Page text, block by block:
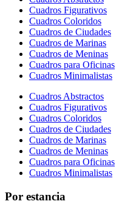
Cuadros Figurativos
Cuadros Coloridos
Cuadros de Ciudades
Cuadros de Marinas
Cuadros de Meninas
Cuadros para Oficinas
Cuadros Minimalistas
Cuadros Abstractos
Cuadros Figurativos
Cuadros Coloridos
Cuadros de Ciudades
Cuadros de Marinas
Cuadros de Meninas
Cuadros para Oficinas
Cuadros Minimalistas
Por estancia